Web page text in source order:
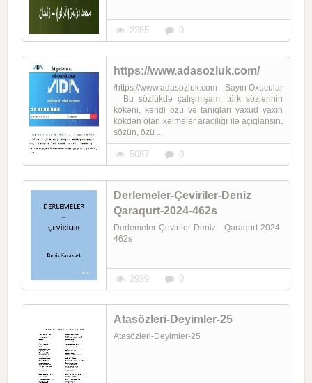
2285 0
https://www.adasozluk.com/
/https://www.adasozluk.com Sayın Oxucular
Bu sözlükdə çalışmışam, türk sözlərinin
kökəni, kəndi özü və tanıqları yaxud yaxın
kökdən olan kəlmələr aracılığı ilə açıqlansın.
sözün, özü ...
5087 0
Derlemeler-Çeviriler-Deniz
Qaraqurt-2024-462s
Derlemeler-Çeviriler-Deniz Qaraqurt-2024-
462s
2939 0
Atasözleri-Deyimler-25
Atasözleri-Deyimler-25